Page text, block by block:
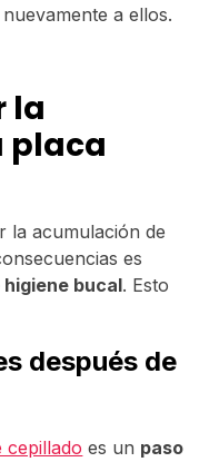
a ellos.
la
placa
la acumulación de
es
bucal. Esto
después de
cepillado es un paso